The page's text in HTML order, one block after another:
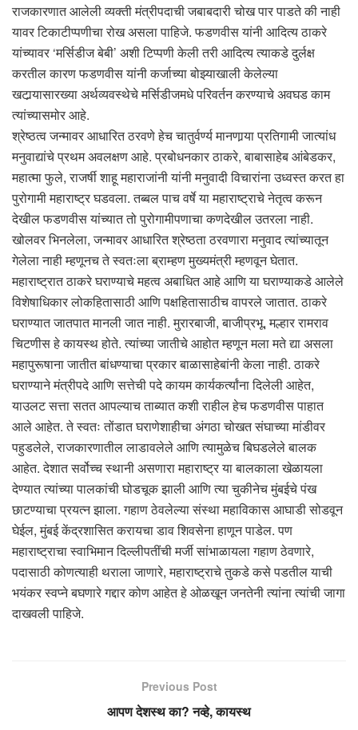
राजकारणात आलेली व्यक्ती मंत्रीपदाची जबाबदारी चोख पार पाडते की नाही
यावर टिकाटीप्पणीचा रोख असला पाहिजे. फडणवीस यांनी आदित्य ठाकरे
यांच्यावर ‘मर्सिडीज बेबी’ अशी टिप्पणी केली तरी आदित्य त्याकडे दुर्लक्ष
करतील कारण फडणवीस यांनी कर्जाच्या बोझ्याखाली केलेल्या
खटार्‍यासारख्या अर्थव्यवस्थेचे मर्सिडीजमधे परिवर्तन करण्याचे अवघड काम
त्यांच्यासमोर आहे.
श्रेष्ठत्व जन्मावर आधारित ठरवणे हेच चातुर्वर्ण्य मानणार्‍या प्रतिगामी जात्यांध
मनुवाद्यांचे प्रथम अवलक्षण आहे. प्रबोधनकार ठाकरे, बाबासाहेब आंबेडकर,
महात्मा फुले, राजर्षी शाहू महाराजांनी यांनी मनुवादी विचारांना उध्वस्त करत हा
पुरोगामी महाराष्ट्र घडवला. तब्बल पाच वर्षे या महाराष्ट्राचे नेतृत्व करून
देखील फडणवीस यांच्यात तो पुरोगामीपणाचा कणदेखील उतरला नाही.
खोलवर भिनलेला, जन्मावर आधारित श्रेष्ठता ठरवणारा मनुवाद त्यांच्यातून
गेलेला नाही म्हणूनच ते स्वतःला ब्राम्हण मुख्यमंत्री म्हणवून घेतात.
महाराष्ट्रात ठाकरे घराण्याचे महत्व अबाधित आहे आणि या घराण्याकडे आलेले
विशेषाधिकार लोकहितासाठी आणि पक्षहितासाठीच वापरले जातात. ठाकरे
घराण्यात जातपात मानली जात नाही. मुरारबाजी, बाजीप्रभू, मल्हार रामराव
चिटणीस हे कायस्थ होते. त्यांच्या जातीचे आहोत म्हणून मला मते द्या असला
महापुरूषाना जातीत बांधण्याचा प्रकार बाळासाहेबांनी केला नाही. ठाकरे
घराण्याने मंत्रीपदे आणि सत्तेची पदे कायम कार्यकर्त्यांना दिलेली आहेत,
याउलट सत्ता सतत आपल्याच ताब्यात कशी राहील हेच फडणवीस पाहात
आले आहेत. ते स्वतः तोंडात घराणेशाहीचा अंगठा चोखत संघाच्या मांडीवर
पहुडलेले, राजकारणातील लाडावलेले आणि त्यामुळेच बिघडलेले बालक
आहेत. देशात सर्वोच्च स्थानी असणारा महाराष्ट्र या बालकाला खेळायला
देण्यात त्यांच्या पालकांची घोडचूक झाली आणि त्या चुकीनेच मुंबईचे पंख
छाटण्याचा प्रयत्न झाला. गहाण ठेवलेल्या संस्था महाविकास आघाडी सोडवून
घेईल, मुंबई केंद्रशासित करायचा डाव शिवसेना हाणून पाडेल. पण
महाराष्ट्राचा स्वाभिमान दिल्लीपतींची मर्जी सांभाळायला गहाण ठेवणारे,
पदासाठी कोणत्याही थराला जाणारे, महाराष्ट्राचे तुकडे कसे पडतील याची
भयंकर स्वप्ने बघणारे गद्दार कोण आहेत हे ओळखून जनतेनी त्यांना त्यांची जागा
दाखवली पाहिजे.
Previous Post
आपण देशस्थ का? नव्हे, कायस्थ